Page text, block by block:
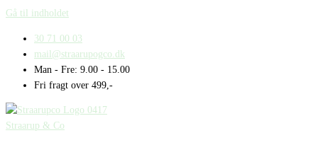
Gå til indholdet
30 71 00 03
mail@straarupogco.dk
Man - Fre: 9.00 - 15.00
Fri fragt over 499,-
Straarup & Co